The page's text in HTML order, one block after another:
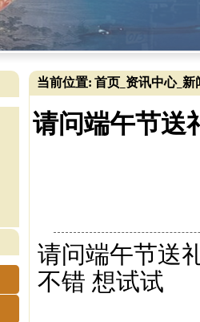
当前位置: 首页 资讯中心_ 新
请问端午节送
请问端午节送
不错 想试试